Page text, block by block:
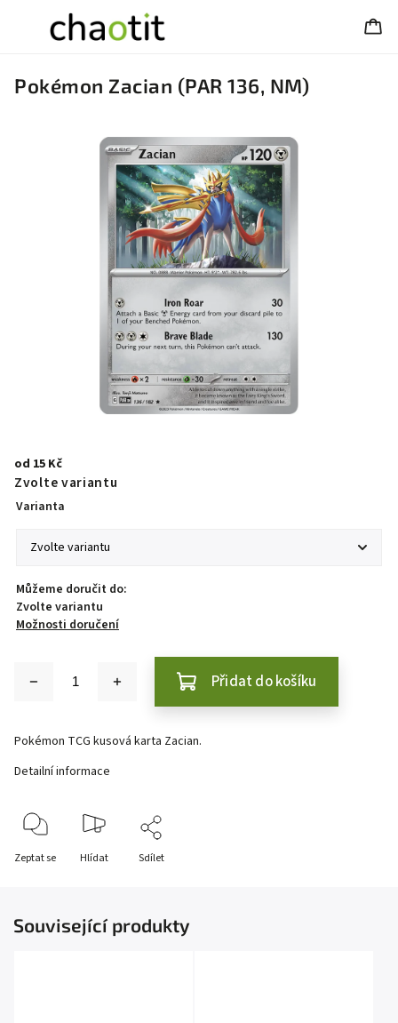
Pokémon Zacian (PAR 136, NM)
od 15 Kč
Zvolte variantu
Varianta
Můžeme doručit do:
Zvolte variantu
Možnosti doručení
Přidat do košíku
Pokémon TCG kusová karta Zacian.
Detailní informace
Zeptat se Hlídat Sdílet
Související produkty